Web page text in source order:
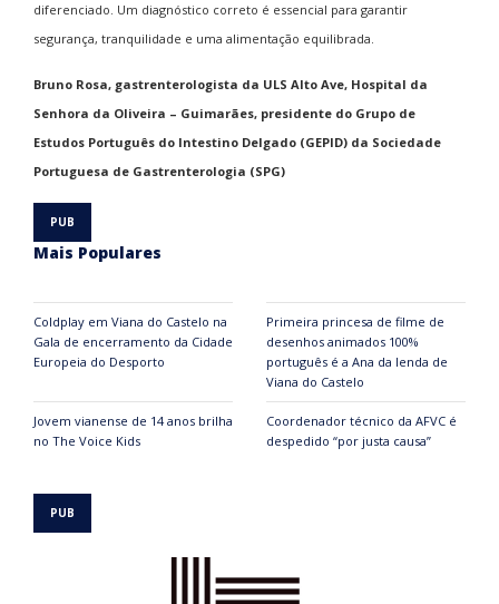
diferenciado. Um diagnóstico correto é essencial para garantir
segurança, tranquilidade e uma alimentação equilibrada.
Bruno Rosa, gastrenterologista da ULS Alto Ave, Hospital da
Senhora da Oliveira – Guimarães, presidente do Grupo de
Estudos Português do Intestino Delgado (GEPID) da Sociedade
Portuguesa de Gastrenterologia (SPG)
Mais Populares
Coldplay em Viana do Castelo na
Gala de encerramento da Cidade
Europeia do Desporto
Primeira princesa de filme de
desenhos animados 100%
português é a Ana da lenda de
Viana do Castelo
Jovem vianense de 14 anos brilha
no The Voice Kids
Coordenador técnico da AFVC é
despedido “por justa causa”